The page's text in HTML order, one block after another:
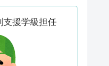
援学級担任